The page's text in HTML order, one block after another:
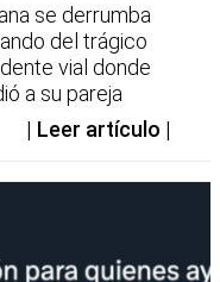
se derrumba
del trágico
vial donde
a su pareja
Leer artículo